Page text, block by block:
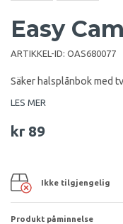
Easy
ARTIKKEL-ID: OAS680077
Säker halsplånbok med
LES MER
kr 89
Ikke tilgjengelig
Produkt påminnelse